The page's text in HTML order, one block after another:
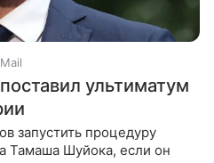
ультиматум
запустить процедуру
Тамаша Шуйока, если он